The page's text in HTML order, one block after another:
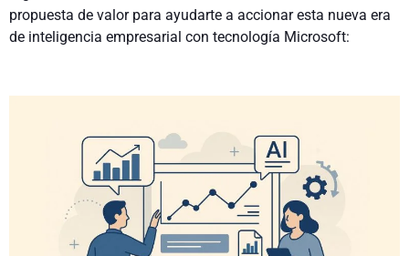
propuesta de valor para ayudarte a accionar esta nueva era
de inteligencia empresarial con tecnología Microsoft: